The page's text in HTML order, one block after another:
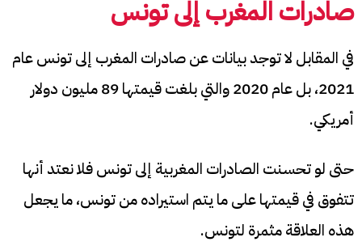
صادرات المغرب إلى تونس
في المقابل لا توجد بيانات عن صادرات المغرب إلى تونس عام
2021، بل عام 2020 والتي بلغت قيمتها 89 مليون دولار
أمريكي.
حتى لو تحسنت الصادرات المغربية إلى تونس فلا نعتد أنها
تتفوق في قيمتها على ما يتم استيراده من تونس، ما يجعل
هذه العلاقة مثمرة لتونس.